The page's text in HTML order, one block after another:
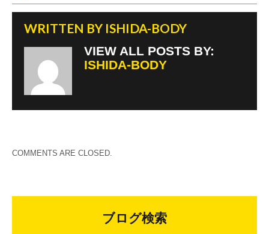
WRITTEN BY ISHIDA-BODY
VIEW ALL POSTS BY:
ISHIDA-BODY
COMMENTS ARE CLOSED.
ブログ検索